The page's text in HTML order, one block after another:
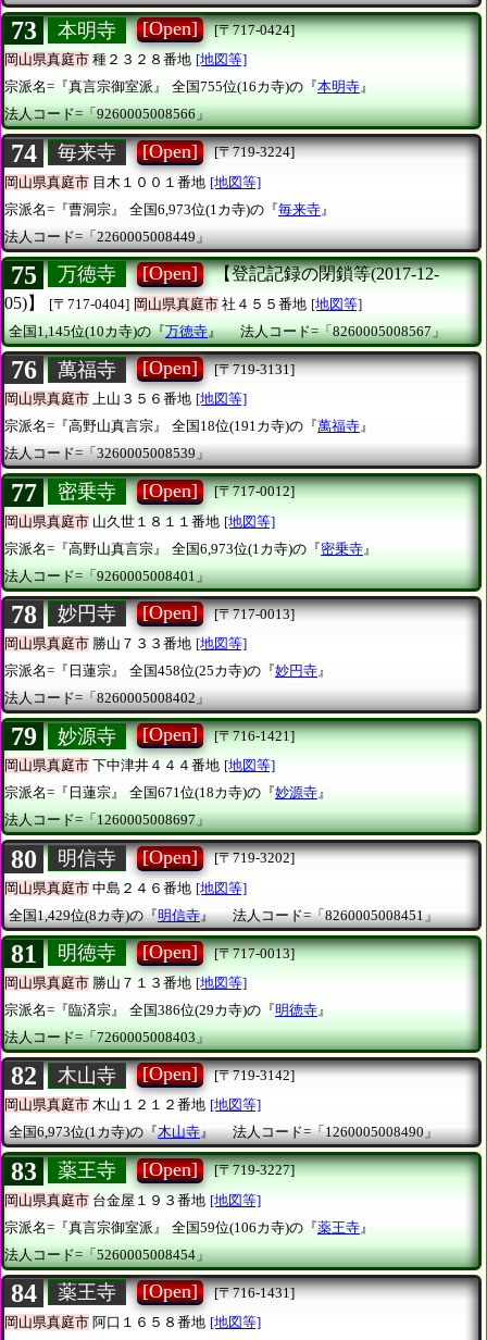
73 本明寺 [Open]
[〒717-0424]
岡山県真庭市 種２３２８番地 [地図等]
宗派名=『真言宗御室派』
全国755位(16カ寺)の『本明寺』
法人コード=「9260005008566」
74 毎来寺 [Open]
[〒719-3224]
岡山県真庭市 目木１００１番地 [地図等]
宗派名=『曹洞宗』
全国6,973位(1カ寺)の『毎来寺 』
法人コード=「2260005008449」
75 万徳寺 [Open]
【登記記録の閉鎖等(2017-12-
05)】
[〒717-0404] 岡山県真庭市 社４５５番地 [地図等]
全国1,145位(10カ寺)の『万徳寺』 法人コード=「8260005008567」
76 萬福寺 [Open]
[〒719-3131]
岡山県真庭市 上山３５６番地 [地図等]
宗派名=『高野山真言宗』
全国18位(191カ寺)の『萬福寺』
法人コード=「3260005008539」
77 密乗寺 [Open]
[〒717-0012]
岡山県真庭市 山久世１８１１番地 [地図等]
宗派名=『高野山真言宗』
全国6,973位(1カ寺)の『密乗寺 』
法人コード=「9260005008401」
78 妙円寺 [Open]
[〒717-0013]
岡山県真庭市 勝山７３３番地 [地図等]
宗派名=『日蓮宗』
全国458位(25カ寺)の『妙円寺 』
法人コード=「8260005008402」
79 妙源寺 [Open]
[〒716-1421]
岡山県真庭市 下中津井４４４番地 [地図等]
宗派名=『日蓮宗』
全国671位(18カ寺)の『妙源寺』
法人コード=「1260005008697」
80 明信寺 [Open]
[〒719-3202]
岡山県真庭市 中島２４６番地 [地図等]
全国1,429位(8カ寺)の『明信寺』 法人コード=「8260005008451」
81 明徳寺 [Open]
[〒717-0013]
岡山県真庭市 勝山７１３番地 [地図等]
宗派名=『臨済宗』
全国386位(29カ寺)の『明徳寺 』
法人コード=「7260005008403」
82 木山寺 [Open]
[〒719-3142]
岡山県真庭市 木山１２１２番地 [地図等]
全国6,973位(1カ寺)の『木山寺』 法人コード=「1260005008490」
83 薬王寺 [Open]
[〒719-3227]
岡山県真庭市 台金屋１９３番地 [地図等]
宗派名=『真言宗御室派』
全国59位(106カ寺)の『薬王寺 』
法人コード=「5260005008454」
84 薬王寺 [Open]
[〒716-1431]
岡山県真庭市 阿口１６５８番地 [地図等]